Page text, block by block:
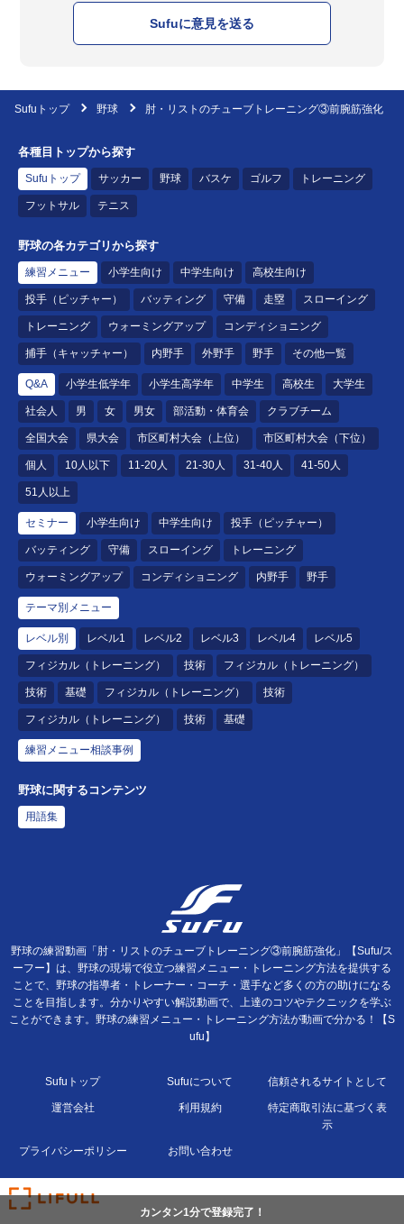
Sufuに意見を送る
Sufuトップ 野球 肘・リストのチューブトレーニング③前腕筋強化
各種目トップから探す
Sufuトップ サッカー 野球 バスケ ゴルフ トレーニング
フットサル テニス
野球の各カテゴリから探す
練習メニュー 小学生向け 中学生向け 高校生向け
投手（ピッチャー） バッティング 守備 走塁 スローイング
トレーニング ウォーミングアップ コンディショニング
捕手（キャッチャー） 内野手 外野手 野手 その他一覧
Q&A 小学生低学年 小学生高学年 中学生 高校生 大学生
社会人 男 女 男女 部活動・体育会 クラブチーム
全国大会 県大会 市区町村大会（上位） 市区町村大会（下位）
個人 10人以下 11-20人 21-30人 31-40人 41-50人
51人以上
セミナー 小学生向け 中学生向け 投手（ピッチャー）
バッティング 守備 スローイング トレーニング
ウォーミングアップ コンディショニング 内野手 野手
テーマ別メニュー
レベル別 レベル1 レベル2 レベル3 レベル4 レベル5
フィジカル（トレーニング） 技術 フィジカル（トレーニング）
技術 基礎 フィジカル（トレーニング） 技術
フィジカル（トレーニング） 技術 基礎
練習メニュー相談事例
野球に関するコンテンツ
用語集
カンタン1分で登録完了！
野球の練習動画「肘・リストのチューブトレーニング③前腕筋強化」【Sufu/ス
ーフー】は、野球の現場で役立つ練習メニュー・トレーニング方法を提供する
ことで、野球の指導者・トレーナー・コーチ・選手など多くの方の助けになる
ことを目指します。分かりやすい解説動画で、上達のコツやテクニックを学ぶ
ことができます。野球の練習メニュー・トレーニング方法が動画で分かる！【S
ufu】
Sufuトップ Sufuについて 信頼されるサイトとして
運営会社 利用規約
特定商取引法に基づく表
示
プライバシーポリシー お問い合わせ